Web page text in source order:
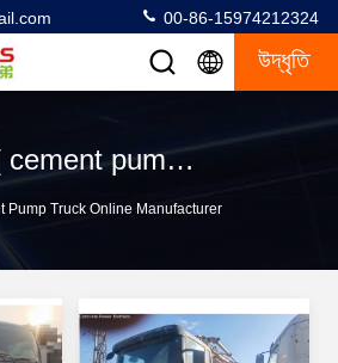
00-86-15974212324
উদ্ধৃতি
Keywords [ cement pump truck ] Match 71 পণ্য
Pump Truck Online Manufacturer